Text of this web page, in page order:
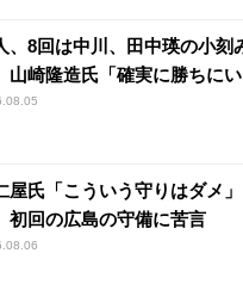
、8回は中川、田中瑛の小刻
崎隆造氏「確実に勝ちにい
屋氏「こういう守りはダメ
初回の広島の守備に苦言